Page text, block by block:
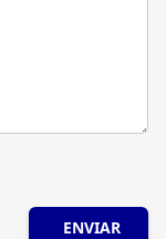
ENVIAR